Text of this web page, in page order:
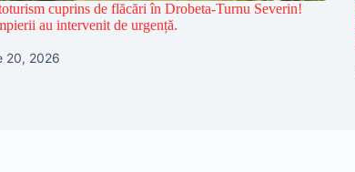
cuprins de flăcări în Drobeta-Turnu Severin!
au intervenit de urgență.
20, 2026